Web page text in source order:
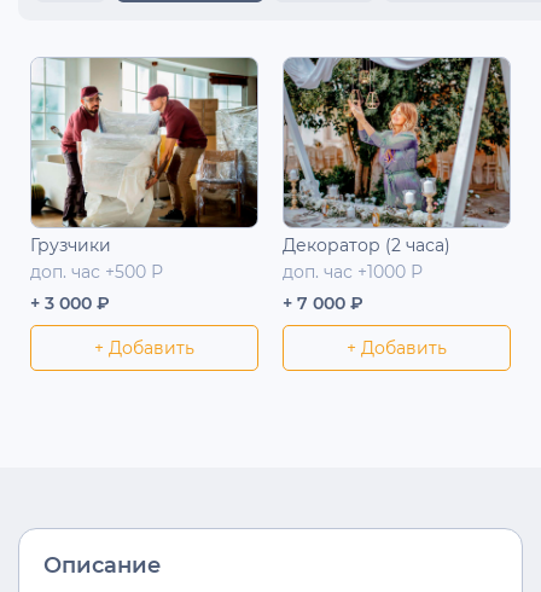
Грузчики
доп. час +500 Р
+ 3 000 ₽
+ Добавить
Декоратор (2 часа)
доп. час +1000 Р
+ 7 000 ₽
+ Добавить
Описание